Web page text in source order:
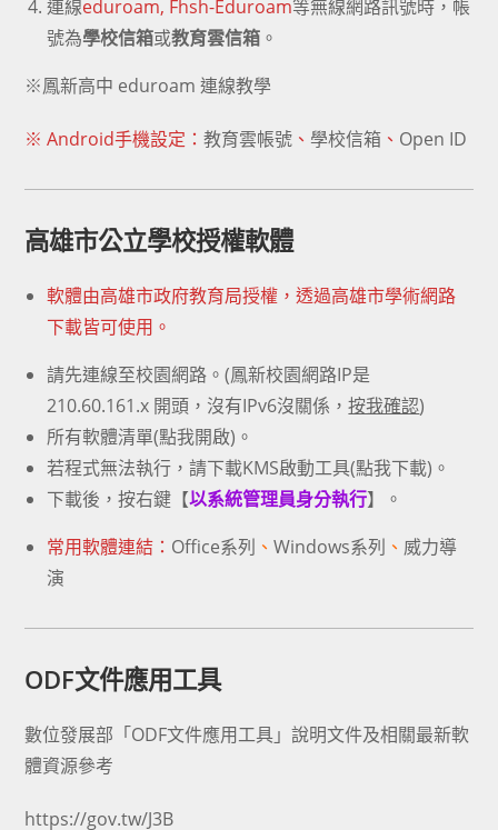
連線eduroam, Fhsh-Eduroam等無線網路訊號時，帳
號為學校信箱或教育雲信箱 。
※鳳新高中 eduroam 連線教學
※ Android手機設定：教育雲帳號 、 學校信箱 、 Open ID
高雄市公立學校授權軟體
軟體由高雄市政府教育局授權，透過高雄市學術網路
下載皆可使用。
請先連線至校園網路。(鳳新校園網路IP是
210.60.161.x 開頭，沒有IPv6沒關係，按我確認)
所有軟體清單(點我開啟)。
若程式無法執行，請下載KMS啟動工具(點我下載)。
下載後，按右鍵【以系統管理員身分執行】。
常用軟體連結： Office系列 、Windows系列 、 威力導
演
ODF文件應用工具
數位發展部「ODF文件應用工具」說明文件及相關最新軟
體資源參考
https://gov.tw/J3B